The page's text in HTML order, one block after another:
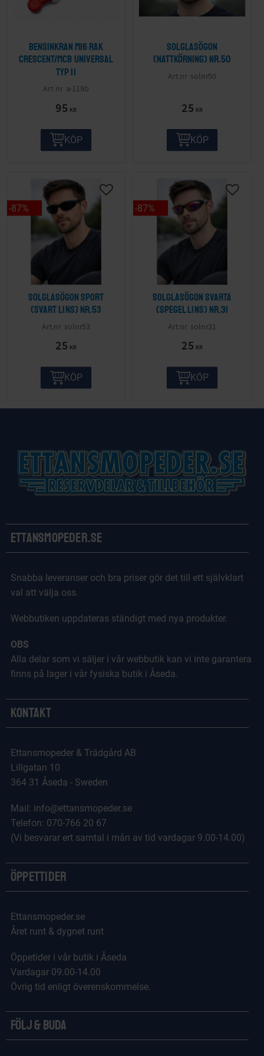
Bensinkran M16 Rak
Crescent/MCB Universal
Typ II
a-119b
95 KR
KÖP
Solglasögon
(nattkörning) nr.50
solnr50
25 KR
KÖP
Solglasögon sport
(svart lins) nr.53
solnr53
25 KR
87%
KÖP
Solglasögon svarta
(spegel lins) nr.31
solnr31
25 KR
87%
KÖP
Ettansmopeder.se
Snabba leveranser och bra priser gör det till ett självklart
val att välja oss.
Webbutiken uppdateras ständigt med nya produkter.
OBS
Alla delar som vi säljer i vår webbutik kan vi inte garantera
finns på lager i vår fysiska butik i Åseda.
Kontakt
Ettansmopeder & Trädgård AB
Lillgatan 10
364 31 Åseda - Sweden
Mail: info@ettansmopeder.se
Telefon: 070-766 20 67
(Vi besvarar ert samtal i mån av tid vardagar 9.00-14.00)
Öppettider
Ettansmopeder.se
Året runt & dygnet runt
Öppetider i vår butik i Åseda
Vardagar 09.00-14.00
Övrig tid enligt överenskommelse.
Följ & Buda